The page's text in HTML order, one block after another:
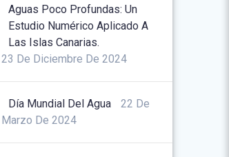
Aguas Poco Profundas: Un
Estudio Numérico Aplicado A
Las Islas Canarias.
23 De Diciembre De 2024
Día Mundial Del Agua
22 De
Marzo De 2024